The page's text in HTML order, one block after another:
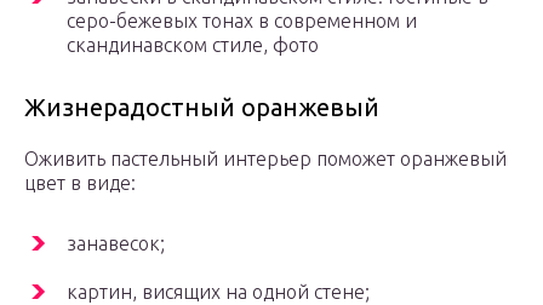
серо-бежевых тонах в современном и
скандинавском стиле, фото
Жизнерадостный оранжевый
Оживить пастельный интерьер поможет оранжевый
цвет в виде:
занавесок;
картин, висящих на одной стене;